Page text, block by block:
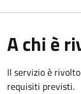
A chi è
Il servizio è
requisiti previsti.